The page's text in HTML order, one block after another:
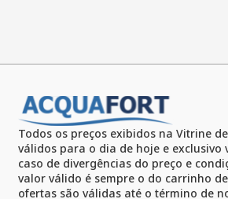
Todos os preços exibidos na Vitrine
válidos para o dia de hoje e exclusivo
caso de divergências do preço e
valor válido é sempre o do carrinho
ofertas são válidas até o término de